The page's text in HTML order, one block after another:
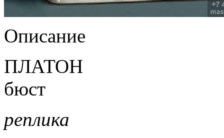
Описание
ПЛАТОН
бюст
реплика